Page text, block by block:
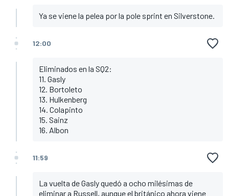
Ya se viene la pelea por la pole sprint en Silverstone.
12:00
Eliminados en la SQ2:
11. Gasly
12. Bortoleto
13. Hulkenberg
14. Colapinto
15. Sainz
16. Albon
11:59
La vuelta de Gasly quedó a ocho milésimas de
eliminar a Russell, aunque el británico ahora viene